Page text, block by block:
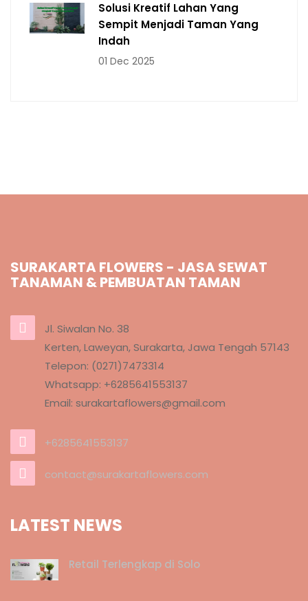
Solusi Kreatif Lahan Yang
Sempit Menjadi Taman Yang
Indah
01 Dec 2025
SURAKARTA FLOWERS - JASA SEWAT
TANAMAN & PEMBUATAN TAMAN
Jl. Siwalan No. 38
Kerten, Laweyan, Surakarta, Jawa Tengah 57143
Telepon: (0271)7473314
Whatsapp: +6285641553137
Email: surakartaflowers@gmail.com
+6285641553137
contact@surakartaflowers.com
LATEST NEWS
Retail Terlengkap di Solo